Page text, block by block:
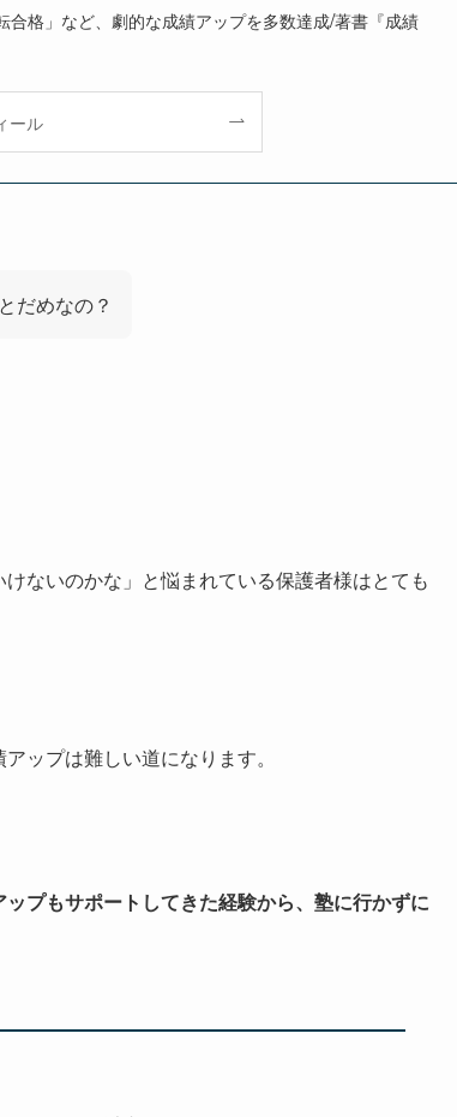
合格」など、劇的な成績アップを多数達成/著書『成績
ール
だめなの？
ないのかな」と悩まれている保護者様はとても
ップは難しい道になります。
プもサポートしてきた経験から、塾に行かずに